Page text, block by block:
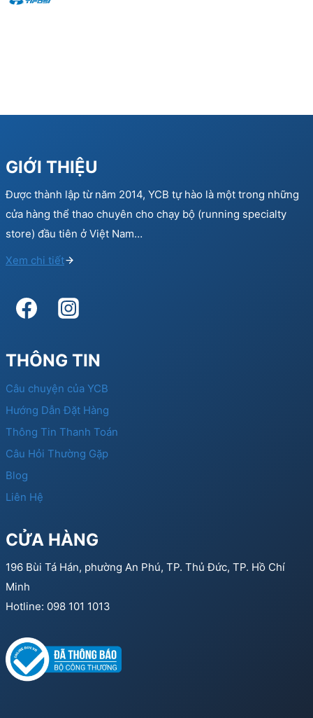
GIỚI THIỆU
Được thành lập từ năm 2014, YCB tự hào là một trong những
cửa hàng thể thao chuyên cho chạy bộ (running specialty
store) đầu tiên ở Việt Nam…
Xem chi tiết
THÔNG TIN
Câu chuyện của YCB
Hướng Dẫn Đặt Hàng
Thông Tin Thanh Toán
Câu Hỏi Thường Gặp
Blog
Liên Hệ
CỬA HÀNG
196 Bùi Tá Hán, phường An Phú, TP. Thủ Đức, TP. Hồ Chí
Minh
Hotline: 098 101 1013